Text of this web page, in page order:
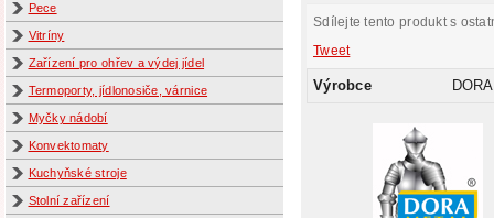
Pece
Vitríny
Zařízení pro ohřev a výdej jídel
Termoporty, jídlonosiče, várnice
Myčky nádobí
Konvektomaty
Kuchyňské stroje
Stolní zařízení
Sdílejte tento produkt s
Tweet
Výrobce